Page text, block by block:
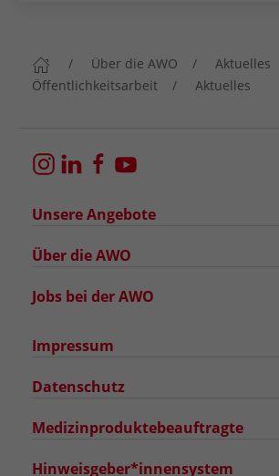
Über die AWO
Aktuelles
Öffentlichkeitsarbeit
Aktuelles
Unsere Angebote
Über die AWO
Jobs bei der AWO
Impressum
Datenschutz
Medizinproduktebeauftragte
Hinweisgeber*innensystem